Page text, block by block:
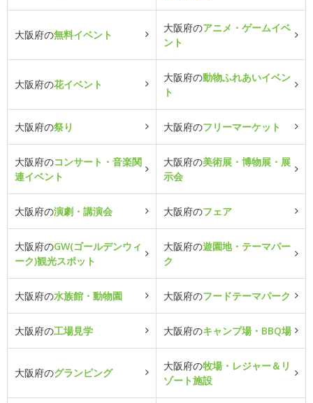
大阪府の無料イベント
大阪府のアニメ・ゲームイベ
ント
大阪府の花イベント
大阪府の動物ふれあいイベン
ト
大阪府の祭り 大阪府のフリーマーケット
大阪府のコンサート・音楽関
連イベント
大阪府の美術展・博物展・展
示会
大阪府の演劇・講演会 大阪府のフェア
大阪府のGW(ゴールデンウィ
ーク)観光スポット
大阪府の遊園地・テーマパー
ク
大阪府の水族館・動物園 大阪府のフードテーマパーク
大阪府の工場見学 大阪府のキャンプ場・BBQ場
大阪府のグランピング
大阪府の牧場・レジャー＆リ
ゾート施設